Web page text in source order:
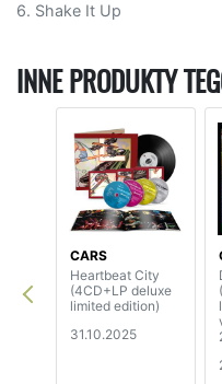
6. Shake It Up
INNE PRODUKTY
CARS
Heartbeat City
(4CD+LP deluxe
limited edition)
31.10.2025